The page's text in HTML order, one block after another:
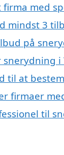
firma med
mindst 3
på
snerydning i
til at
firmaer
til